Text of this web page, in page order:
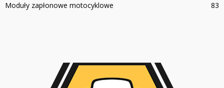
Moduły zapłonowe motocyklowe
83